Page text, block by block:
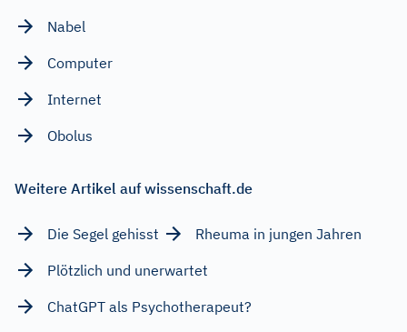
Nabel
Computer
Internet
Obolus
Weitere Artikel auf wissenschaft.de
Die Segel gehisst
Rheuma in jungen Jahren
Plötzlich und unerwartet
ChatGPT als Psychotherapeut?